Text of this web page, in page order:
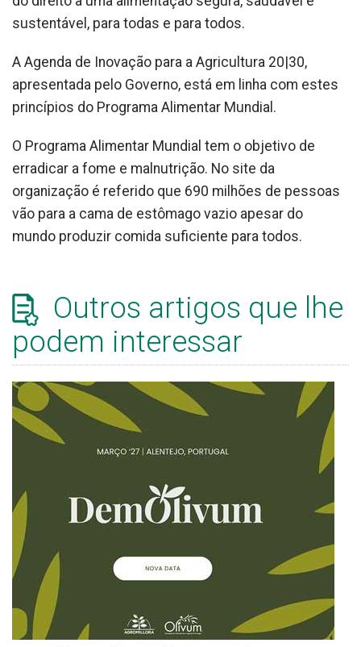
sustentável, para todas e para todos.
A Agenda de Inovação para a Agricultura 20|30,
apresentada pelo Governo, está em linha com estes
princípios do Programa Alimentar Mundial.
O Programa Alimentar Mundial tem o objetivo de
erradicar a fome e malnutrição. No site da
organização é referido que 690 milhões de pessoas
vão para a cama de estômago vazio apesar do
mundo produzir comida suficiente para todos.
Outros artigos que lhe
podem interessar